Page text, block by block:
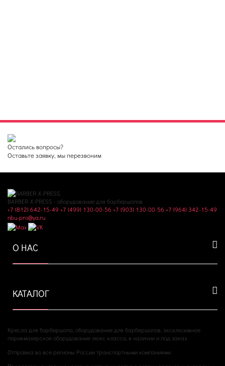
Остались вопросы?
Оставьте заявку, мы перезвоним
BARBER-X-PRESS - оборудование для барбершопов
+7 (812) 642-15-49 +7 (499) 130-00-56 +7 (903) 130-00-56 +7 (964) 342-15-49
nbu-pro@ya.ru
О НАС
КАТАЛОГ
Кресла для барбершопа, оборудование для барбершопов, эксклюзивное
парикмахерское оборудование люкс класса, в наличии и под заказ
Отправка во все регионы России транспортными компаниями